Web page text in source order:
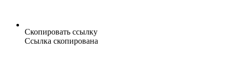
Скопировать ссылку
Ссылка скопирована